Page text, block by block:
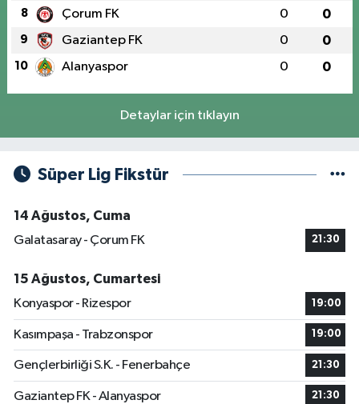
8 Çorum FK 0 0
9 Gaziantep FK 0 0
10 Alanyaspor 0 0
Detaylar için tıklayın
Süper Lig Fikstür
14 Ağustos, Cuma
Galatasaray - Çorum FK
21:30
15 Ağustos, Cumartesi
Konyaspor - Rizespor
19:00
Kasımpaşa - Trabzonspor 19:00
Gençlerbirliği S.K. - Fenerbahçe 21:30
Gaziantep FK - Alanyaspor 21:30